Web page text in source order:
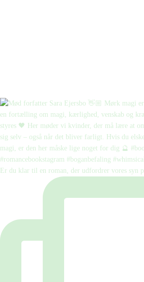
Er du klar til en roman, der udfordrer vores syn p